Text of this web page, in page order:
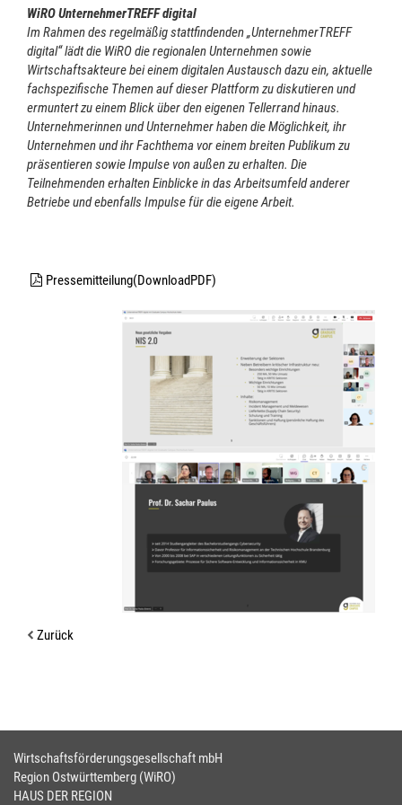
WiRO UnternehmerTREFF digital
Im Rahmen des regelmäßig stattfindenden „UnternehmerTREFF
digital“ lädt die WiRO die regionalen Unternehmen sowie
Wirtschaftsakteure bei einem digitalen Austausch dazu ein, aktuelle
fachspezifische Themen auf dieser Plattform zu diskutieren und
ermuntert zu einem Blick über den eigenen Tellerrand hinaus.
Unternehmerinnen und Unternehmer haben die Möglichkeit, ihr
Unternehmen und ihr Fachthema vor einem breiten Publikum zu
präsentieren sowie Impulse von außen zu erhalten. Die
Teilnehmenden erhalten Einblicke in das Arbeitsumfeld anderer
Betriebe und ebenfalls Impulse für die eigene Arbeit.
Pressemitteilung(DownloadPDF)
Zurück
Wirtschaftsförderungsgesellschaft mbH
Region Ostwürttemberg (WiRO)
HAUS DER REGION